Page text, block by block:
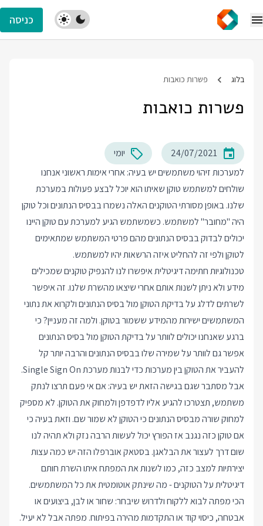
כניסה
בלוג פשרות כואבות
פשרות כואבות
24/07/2021
יומי
למערכות זיהוי משתמשים יש בעיה: אחרי אימות ראשוני אנחנו
שולחים למשתמש טוקן שאיתו הוא יוכל לבצע פעולות במערכת
שלנו. באופן מסורתי הטוקנים האלה נשמרו בבסיס הנתונים וכל טוקן
היה "מחובר" למשתמש. כשמשתמש הגיע למערכת עם טוקן היינו
יכולים לבדוק בבסיס הנתונים מהם פרטי המשתמש שמתאימים
לטוקן ולפי זה להחליט איזה הרשאות יהיו למשתמש.
טכנולוגיות חתימה דיגיטלית איפשרו לנו להנפיק טוקנים שמכילים
מידע ולא ניתן לשנות אותם אחרי שיצאו מהשרת שלנו. זה איפשר
לשרתים לדלג על בדיקת הטוקן מול בסיס הנתונים ולקרוא את נתוני
המשתמשים ישירות מהמידע ששמור בטוקן. ולמה זה מעניין? כי
ברגע שאנחנו יכולים לוותר על בדיקת הטוקן מול בסיס הנתונים
אפשר גם לוותר על שמירה שלו בבסיס הנתונים והרבה יותר קל
להעביר את הטוקן בין מערכות כדי לבנות מערכת Single Sign On.
אבל מסתבר שגם בגישה הזאת יש בעיה: אם אי פעם תרצו לנתק
משתמש, תצטרכו להגיע אליו לדפדפן ולמחוק את הטוקן. לא מספיק
למחוק שורה מבסיס הנתונים כי הטוקן לא שמור שם. וזאת בעיה כי
אם טוקן כזה נגנב אז הפורץ יכול לעשות הרבה נזק ולא תהיה לנו
שום דרך לעצור את הבלאגן.בסטאק אוברפלו הזהיש כמה עצות
יצירתיות למצב כזה, כמו לשנות את המפתח איתו השרת חותם
דיגיטלית על הטוקנים - מה שינתק אוטומטית את כל המשתמשים.
הכי מפתה לבוא ללקוח ולדרוש שיבחר: שחור או לבן, ביצועים או
אבטחה, כיסוי קוד או התקדמות מהירה בפיתוח. מפתה אבל לא יעיל.